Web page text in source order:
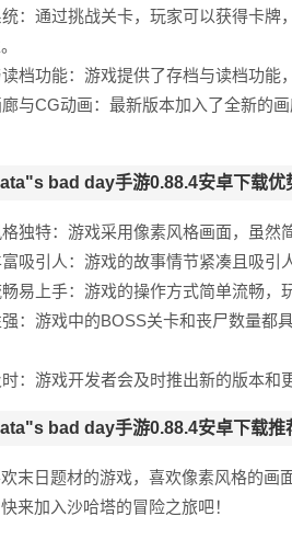
：通过挑战关卡，玩家可以获得卡
档功能：游戏提供了存档与读档功能
与CG动画：最新版本加入了全新的
bad day手游0.88.4安卓下载优
独特：游戏采用像素风格画面，虽然
吸引人：游戏的故事情节紧凑且吸引
易上手：游戏的操作方式简单流畅，
：游戏中的BOSS关卡和丧尸数量都
：游戏开发者会及时推出新的版本和
bad day手游0.88.4安卓下载推
末日题材的游戏，喜欢像素风格的画
来加入沙哈塔的冒险之旅吧！